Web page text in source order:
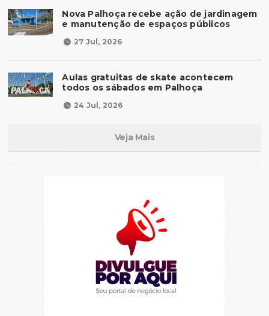
Nova Palhoça recebe ação de jardinagem
e manutenção de espaços públicos
27 Jul, 2026
Aulas gratuitas de skate acontecem
todos os sábados em Palhoça
24 Jul, 2026
Veja Mais